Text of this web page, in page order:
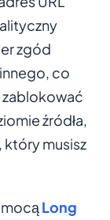
zgód
co
zablokować
źródła,
który musisz
Long